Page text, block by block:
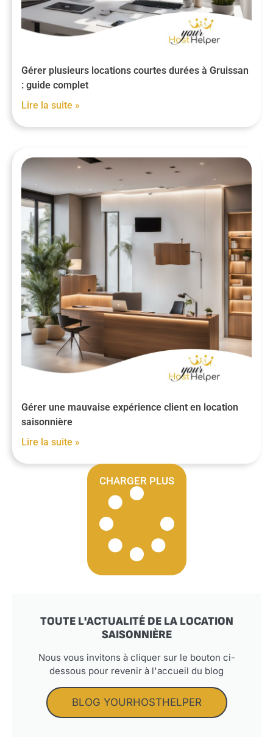
Gérer plusieurs locations courtes durées à Gruissan
: guide complet
Lire la suite »
Gérer une mauvaise expérience client en location
saisonnière
Lire la suite »
CHARGER PLUS
TOUTE L'ACTUALITÉ DE LA LOCATION
SAISONNIÈRE
Nous vous invitons à cliquer sur le bouton ci-
dessous pour revenir à l'accueil du blog
BLOG YOURHOSTHELPER